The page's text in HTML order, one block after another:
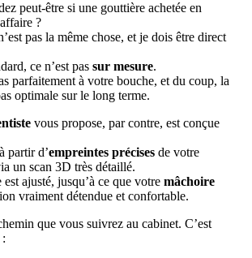
peut-être si une gouttière achetée en
?
pas la même chose, et je dois être direct
ce n’est pas sur mesure.
parfaitement à votre bouche, et du coup, la
optimale sur le long terme.
vous propose, par contre, est conçue
partir d’empreintes précises de votre
un scan 3D très détaillé.
ajusté, jusqu’à ce que votre mâchoire
vraiment détendue et confortable.
que vous suivrez au cabinet. C’est